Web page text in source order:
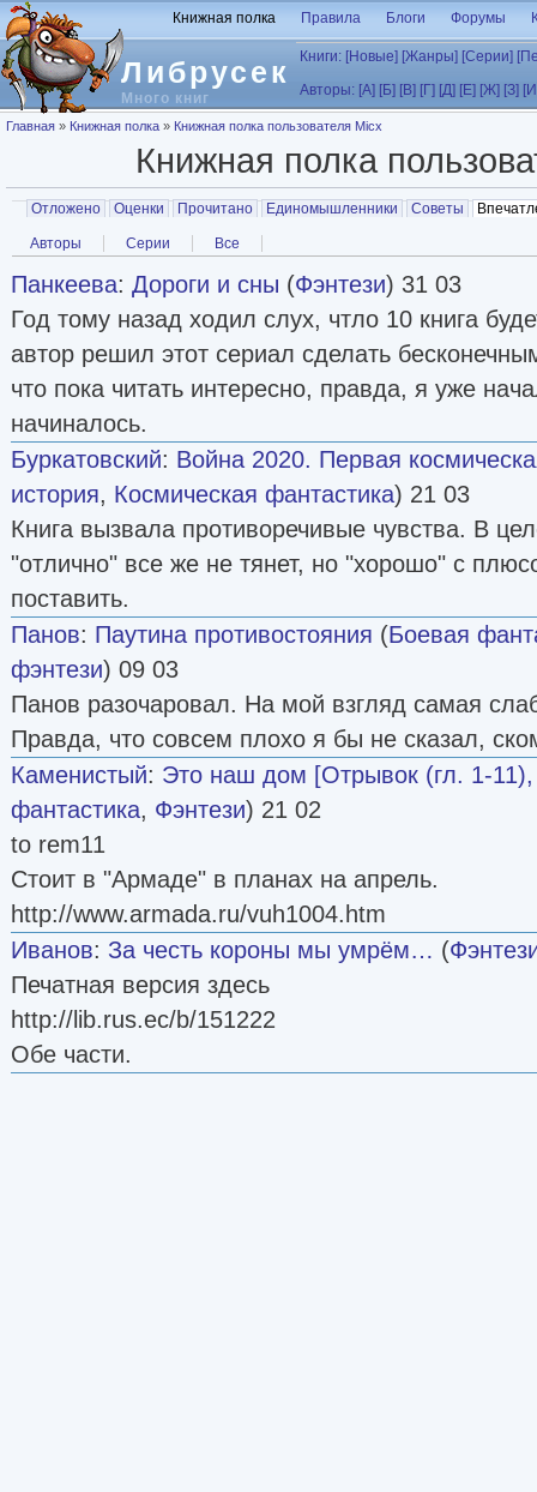
Перейти к основному содержанию
Либрусек
Много книг
Книжная полка Правила Блоги Форумы
Книги: [Новые] [Жанры] [Серии]
Авторы: [А] [Б] [В] [Г] [Д] [Е] [Ж] [З]
Вы здесь
Главная » Книжная полка » Книжная полка пользователя Micx
Книжная полка
Главные вкладки
Отложено Оценки Прочитано Единомышленники Советы
Вторичные вкладки
Авторы Серии Все
Панкеева: Дороги и сны (Фэнтези) 31 03
Год тому назад ходил слух, чтло 10 книга
автор решил этот сериал сделать
что пока читать интересно, правда, я уже
начиналось.
Буркатовский: Война 2020. Первая
история, Космическая фантастика) 21 03
Книга вызвала противоречивые чувства. В
"отлично" все же не тянет, но "хорошо" с
поставить.
Панов: Паутина противостояния (Боевая
фэнтези) 09 03
Панов разочаровал. На мой взгляд самая
Правда, что совсем плохо я бы не сказал,
Каменистый: Это наш дом [Отрывок (гл. 1-
фантастика, Фэнтези) 21 02
to rem11
Стоит в "Армаде" в планах на апрель.
http://www.armada.ru/vuh1004.htm
Иванов: За честь короны мы умрём… (
Печатная версия здесь
http://lib.rus.ec/b/151222
Обе части.